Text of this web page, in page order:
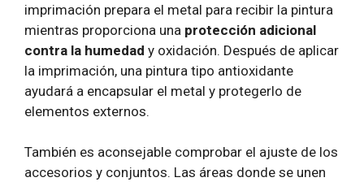
imprimación prepara el metal para recibir la pintura
mientras proporciona una protección adicional
contra la humedad y oxidación. Después de aplicar
la imprimación, una pintura tipo antioxidante
ayudará a encapsular el metal y protegerlo de
elementos externos.
También es aconsejable comprobar el ajuste de los
accesorios y conjuntos. Las áreas donde se unen